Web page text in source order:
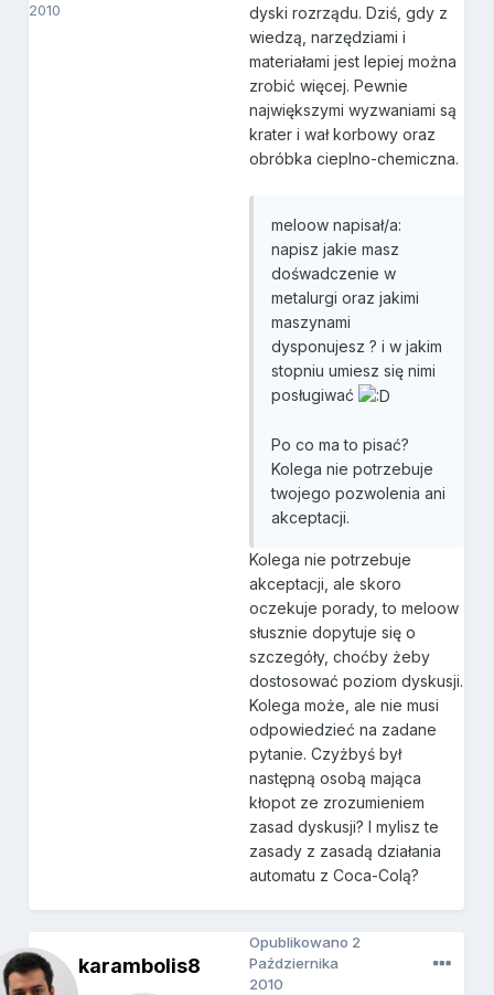
2010
dyski rozrządu. Dziś, gdy z
wiedzą, narzędziami i
materiałami jest lepiej można
zrobić więcej. Pewnie
największymi wyzwaniami są
krater i wał korbowy oraz
obróbka cieplno-chemiczna.
meloow napisał/a:
napisz jakie masz
dośwadczenie w
metalurgi oraz jakimi
maszynami
dysponujesz ? i w jakim
stopniu umiesz się nimi
posługiwać
Po co ma to pisać?
Kolega nie potrzebuje
twojego pozwolenia ani
akceptacji.
Kolega nie potrzebuje
akceptacji, ale skoro
oczekuje porady, to meloow
słusznie dopytuje się o
szczegóły, choćby żeby
dostosować poziom dyskusji.
Kolega może, ale nie musi
odpowiedzieć na zadane
pytanie. Czyżbyś był
następną osobą mająca
kłopot ze zrozumieniem
zasad dyskusji? I mylisz te
zasady z zasadą działania
automatu z Coca-Colą?
karambolis8
Opublikowano 2
Października
2010